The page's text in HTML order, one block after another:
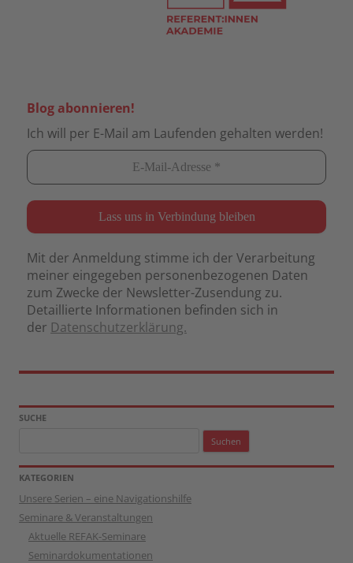
Blog abonnieren!
Ich will per E-Mail am Laufenden gehalten werden!
Mit der Anmeldung stimme ich der Verarbeitung
meiner eingegeben personenbezogenen Daten
zum Zwecke der Newsletter-Zusendung zu.
Detaillierte Informationen befinden sich in
der Datenschutzerklärung.
SUCHE
KATEGORIEN
Unsere Serien – eine Navigationshilfe
Seminare & Veranstaltungen
Aktuelle REFAK-Seminare
Seminardokumentationen